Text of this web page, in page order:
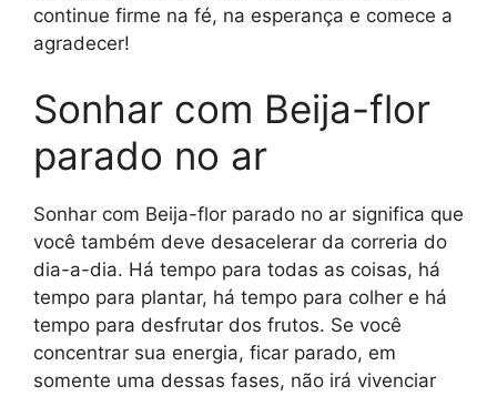
continue firme na fé, na esperança e comece a
agradecer!
Sonhar com Beija-flor
parado no ar
Sonhar com Beija-flor parado no ar significa que
você também deve desacelerar da correria do
dia-a-dia. Há tempo para todas as coisas, há
tempo para plantar, há tempo para colher e há
tempo para desfrutar dos frutos. Se você
concentrar sua energia, ficar parado, em
somente uma dessas fases, não irá vivenciar